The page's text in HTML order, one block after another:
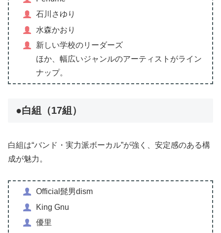
石川さゆり
水森かおり
新しい学校のリーダーズ
ほか、幅広いジャンルのアーティストがライン
ナップ。
●白組（17組）
白組は“バンド・実力派ボーカル”が強く、安定感のある構
成が魅力。
Official髭男dism
King Gnu
優里